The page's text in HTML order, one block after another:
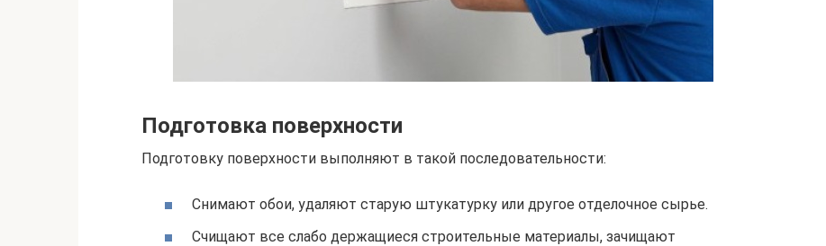
Подготовка поверхности
Подготовку поверхности выполняют в такой последовательности:
Снимают обои, удаляют старую штукатурку или другое отделочное сырье.
Счищают все слабо держащиеся строительные материалы, зачищают